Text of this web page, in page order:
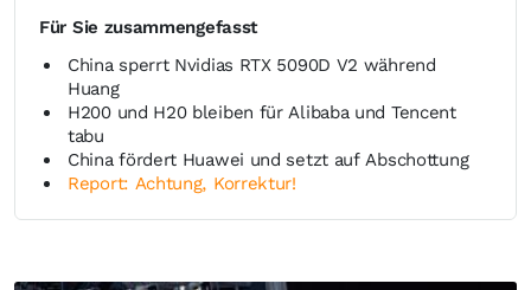
Für Sie zusammengefasst
China sperrt Nvidias RTX 5090D V2 während
Huang
H200 und H20 bleiben für Alibaba und Tencent
tabu
China fördert Huawei und setzt auf Abschottung
Report: Achtung, Korrektur!